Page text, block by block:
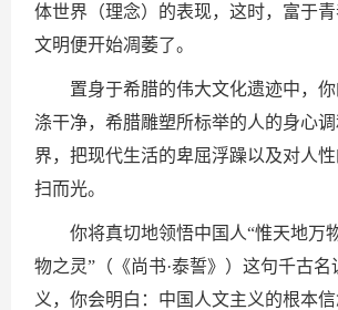
体世界（理念）的表现，这时，富于
文明便开始凋萎了。
置身于希腊的伟大文化遗迹中，
涤干净，希腊雕塑所标举的人的身心
界，把现代生活的卑屈浮躁以及对人
扫而光。
你将真切地领悟中国人“惟天地万
物之灵”（《尚书·泰誓》）这句千古名
义，你会明白：中国人文主义的根本